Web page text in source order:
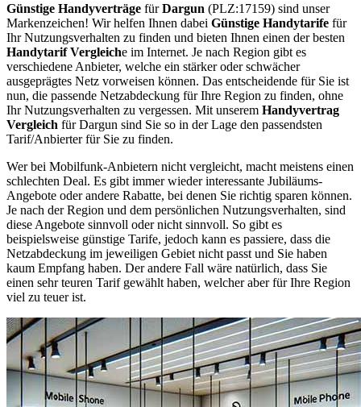
Günstige Handyverträge fürDargun (PLZ:17159) sind unser
Markenzeichen! Wir helfen Ihnen dabei Günstige Handytarife für
Ihr Nutzungsverhalten zu finden und bieten Ihnen einen der besten
Handytarif Vergleiche im Internet. Je nach Region gibt es
verschiedene Anbieter, welche ein stärker oder schwächer
ausgeprägtes Netz vorweisen können. Das entscheidende für Sie ist
nun, die passende Netzabdeckung für Ihre Region zu finden, ohne
Ihr Nutzungsverhalten zu vergessen. Mit unserem Handyvertrag
Vergleich für Dargun sind Sie so in der Lage den passendsten
Tarif/Anbierter für Sie zu finden.
Wer bei Mobilfunk-Anbietern nicht vergleicht, macht meistens einen
schlechten Deal. Es gibt immer wieder interessante Jubiläums-
Angebote oder andere Rabatte, bei denen Sie richtig sparen können.
Je nach der Region und dem persönlichen Nutzungsverhalten, sind
diese Angebote sinnvoll oder nicht sinnvoll. So gibt es
beispielsweise günstige Tarife, jedoch kann es passiere, dass die
Netzabdeckung im jeweiligen Gebiet nicht passt und Sie haben
kaum Empfang haben. Der andere Fall wäre natürlich, dass Sie
einen sehr teuren Tarif gewählt haben, welcher aber für Ihre Region
viel zu teuer ist.